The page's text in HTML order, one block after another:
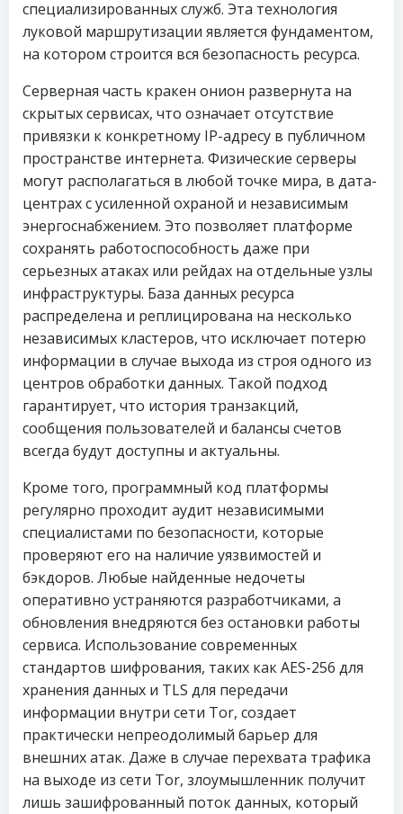
специализированных служб. Эта технология
луковой маршрутизации является фундаментом,
на котором строится вся безопасность ресурса.
Серверная часть кракен онион развернута на
скрытых сервисах, что означает отсутствие
привязки к конкретному IP-адресу в публичном
пространстве интернета. Физические серверы
могут располагаться в любой точке мира, в дата-
центрах с усиленной охраной и независимым
энергоснабжением. Это позволяет платформе
сохранять работоспособность даже при
серьезных атаках или рейдах на отдельные узлы
инфраструктуры. База данных ресурса
распределена и реплицирована на несколько
независимых кластеров, что исключает потерю
информации в случае выхода из строя одного из
центров обработки данных. Такой подход
гарантирует, что история транзакций,
сообщения пользователей и балансы счетов
всегда будут доступны и актуальны.
Кроме того, программный код платформы
регулярно проходит аудит независимыми
специалистами по безопасности, которые
проверяют его на наличие уязвимостей и
бэкдоров. Любые найденные недочеты
оперативно устраняются разработчиками, а
обновления внедряются без остановки работы
сервиса. Использование современных
стандартов шифрования, таких как AES-256 для
хранения данных и TLS для передачи
информации внутри сети Tor, создает
практически непреодолимый барьер для
внешних атак. Даже в случае перехвата трафика
на выходе из сети Tor, злоумышленник получит
лишь зашифрованный поток данных, который